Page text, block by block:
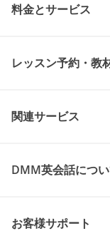
料金とサービス
レッスン予約・教
関連サービス
DMM英会話につ
お客様サポート